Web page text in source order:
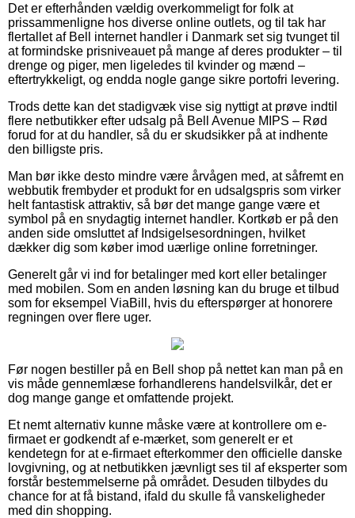
Det er efterhånden vældig overkommeligt for folk at
prissammenligne hos diverse online outlets, og til tak har
flertallet af Bell internet handler i Danmark set sig tvunget til
at formindske prisniveauet på mange af deres produkter – til
drenge og piger, men ligeledes til kvinder og mænd –
eftertrykkeligt, og endda nogle gange sikre portofri levering.
Trods dette kan det stadigvæk vise sig nyttigt at prøve indtil
flere netbutikker efter udsalg på Bell Avenue MIPS – Rød
forud for at du handler, så du er skudsikker på at indhente
den billigste pris.
Man bør ikke desto mindre være årvågen med, at såfremt en
webbutik frembyder et produkt for en udsalgspris som virker
helt fantastisk attraktiv, så bør det mange gange være et
symbol på en snydagtig internet handler. Kortkøb er på den
anden side omsluttet af Indsigelsesordningen, hvilket
dækker dig som køber imod uærlige online forretninger.
Generelt går vi ind for betalinger med kort eller betalinger
med mobilen. Som en anden løsning kan du bruge et tilbud
som for eksempel ViaBill, hvis du efterspørger at honorere
regningen over flere uger.
Før nogen bestiller på en Bell shop på nettet kan man på en
vis måde gennemlæse forhandlerens handelsvilkår, det er
dog mange gange et omfattende projekt.
Et nemt alternativ kunne måske være at kontrollere om e-
firmaet er godkendt af e-mærket, som generelt er et
kendetegn for at e-firmaet efterkommer den officielle danske
lovgivning, og at netbutikken jævnligt ses til af eksperter som
forstår bestemmelserne på området. Desuden tilbydes du
chance for at få bistand, ifald du skulle få vanskeligheder
med din shopping.